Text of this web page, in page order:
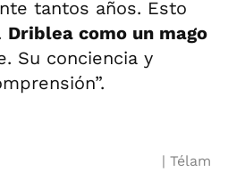
tantos años. Esto
Driblea como un mago
Su conciencia y
Télam